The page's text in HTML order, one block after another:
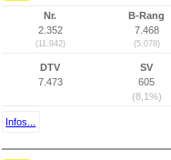
Nr.
2.352
(11.942)
B-Rang
7.468
(5.078)
DTV
7.473
SV
605
(8,1%)
Infos...